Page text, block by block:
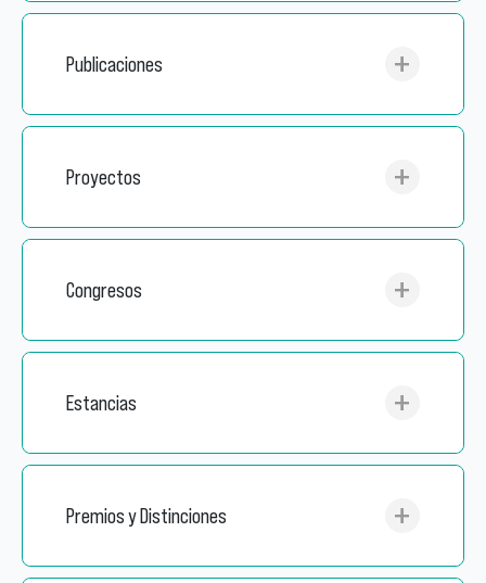
Publicaciones
Proyectos
Congresos
Estancias
Premios y Distinciones